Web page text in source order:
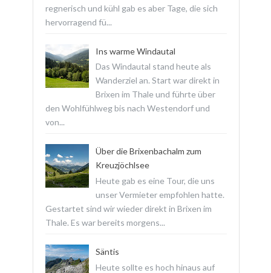
regnerisch und kühl gab es aber Tage, die sich
hervorragend fü...
Ins warme Windautal
Das Windautal stand heute als
Wanderziel an. Start war direkt in
Brixen im Thale und führte über
den Wohlfühlweg bis nach Westendorf und
von...
Über die Brixenbachalm zum
Kreuzjöchlsee
Heute gab es eine Tour, die uns
unser Vermieter empfohlen hatte.
Gestartet sind wir wieder direkt in Brixen im
Thale. Es war bereits morgens...
Säntis
Heute sollte es hoch hinaus auf